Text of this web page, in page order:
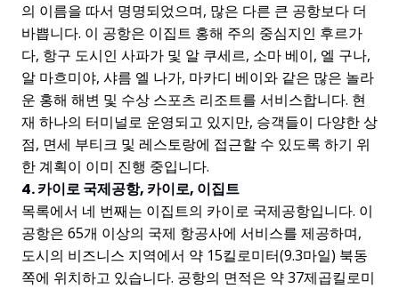
의 이름을 따서 명명되었으며, 많은 다른 큰 공항보다 더
바쁩니다. 이 공항은 이집트 홍해 주의 중심지인 후르가
다, 항구 도시인 사파가 및 알 쿠세르, 소마 베이, 엘 구나,
알 마흐미야, 샤름 엘 나가, 마카디 베이와 같은 많은 놀라
운 홍해 해변 및 수상 스포츠 리조트를 서비스합니다. 현
재 하나의 터미널로 운영되고 있지만, 승객들이 다양한 상
점, 면세 부티크 및 레스토랑에 접근할 수 있도록 하기 위
한 계획이 이미 진행 중입니다.
4. 카이로 국제공항, 카이로, 이집트
목록에서 네 번째는 이집트의 카이로 국제공항입니다. 이
공항은 65개 이상의 국제 항공사에 서비스를 제공하며,
도시의 비즈니스 지역에서 약 15킬로미터(9.3마일) 북동
쪽에 위치하고 있습니다. 공항의 면적은 약 37제곱킬로미